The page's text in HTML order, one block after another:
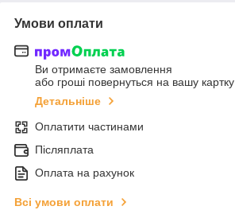
Умови оплати
Ви отримаєте замовлення
або гроші повернуться на вашу картку
Детальніше
Оплатити частинами
Післяплата
Оплата на рахунок
Всі умови оплати